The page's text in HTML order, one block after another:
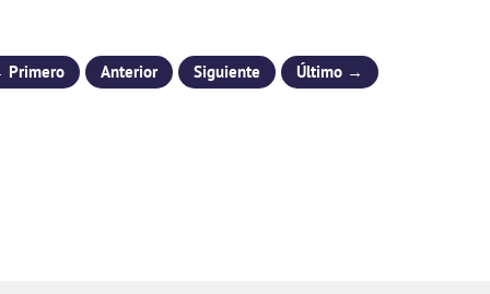
Anterior Siguiente Último →